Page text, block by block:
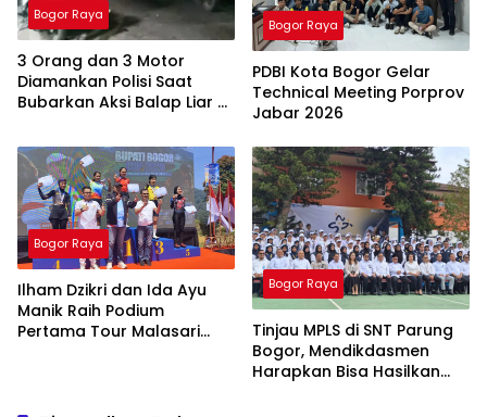
Bogor Raya
3 Orang dan 3 Motor
Diamankan Polisi Saat
Bubarkan Aksi Balap Liar di
Bogor Raya
PDBI Kota Bogor Gelar
Technical Meeting Porprov
Jabar 2026
Bogor Raya
Ilham Dzikri dan Ida Ayu
Manik Raih Podium
Pertama Tour Malasari
Bogor Raya
Tinjau MPLS di SNT Parung
Bogor, Mendikdasmen
Harapkan Bisa Hasilkan